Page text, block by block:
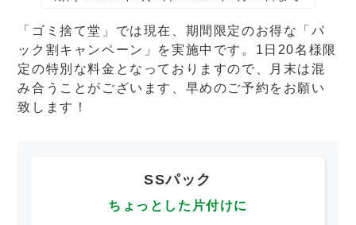
「ゴミ捨て堂」では現在、期間限定のお得な「パ
ック割キャンペーン」を実施中です。1日20名様限
定の特別な料金となっておりますので、月末は混
み合うことがございます、早めのご予約をお願い
致します！
SSパック
ちょっとした片付けに